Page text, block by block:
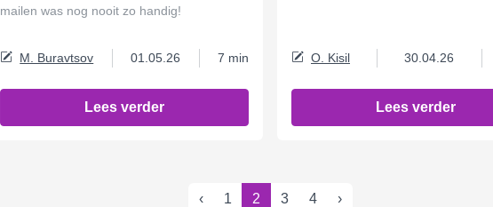
mailen was nog nooit zo handig!
M. Buravtsov 01.05.26 7 min
Lees verder
O. Kisil 30.04.26
Lees verder
‹ 1 2 3 4 ›